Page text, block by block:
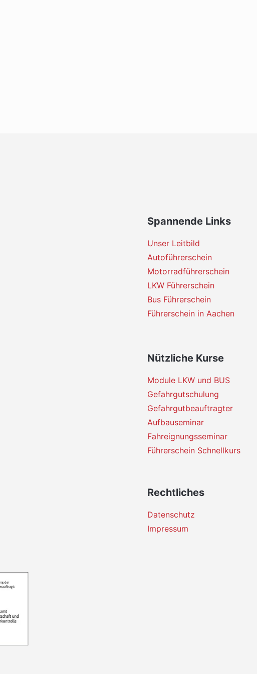
Spannende Links
Unser Leitbild
Autoführerschein
Motorradführerschein
LKW Führerschein
Bus Führerschein
Führerschein in Aachen
Nützliche Kurse
Module LKW und BUS
Gefahrgutschulung
Gefahrgutbeauftragter
Aufbauseminar
Fahreignungsseminar
Führerschein Schnellkurs
Rechtliches
Datenschutz
Impressum